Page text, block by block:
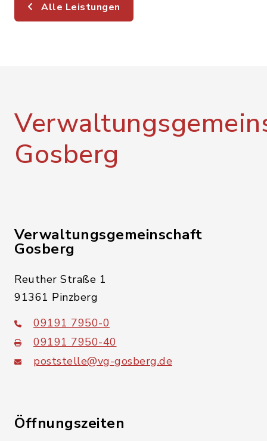
Alle Leistungen
Gosberg
Verwaltungsgemeinschaft
Gosberg
Reuther Straße 1
91361 Pinzberg
09191 7950-0
09191 7950-40
poststelle@vg-gosberg.de
Öffnungszeiten